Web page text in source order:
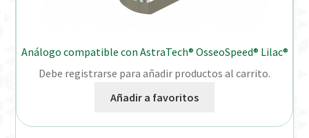
Análogo compatible con AstraTech® OsseoSpeed® Lilac®
Debe registrarse para añadir productos al carrito.
Añadir a favoritos